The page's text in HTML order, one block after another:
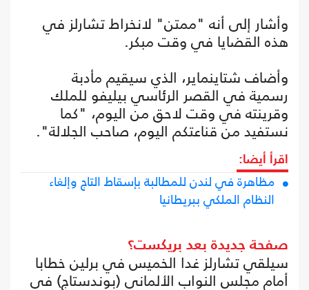
وأشار إلى أنه "ممتن" لانخراط تشارلز في
هذه القضايا في وقت مبكر.
وأضاف شتاينماير، الذي سيقيم مأدبة
رسمية في القصر الرئاسي بيليفو للملك
وقرينته في وقت لاحق من اليوم، "كما
نستفيد من قناعتكم اليوم، صاحب الجلالة".
اقرأ أيضا:
مظاهرة في لندن للمطالبة بإسقاط التاج وإلغاء
النظام الملكي ببريطانيا
صفحة جديدة بعد بريكست؟
سيلقي تشارلز غدا الخميس في برلين خطابا
أمام مجلس النواب الألماني (بوندستاج) في